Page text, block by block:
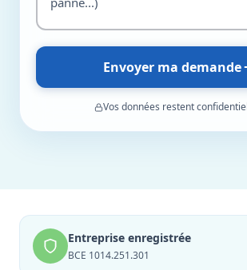
Envoyer ma demande
Vos données restent
Entreprise enregistrée
BCE 1014.251.301